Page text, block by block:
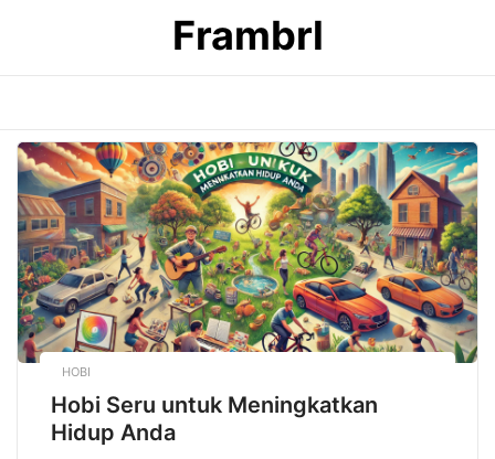
Frambrl
HOBI
Hobi Seru untuk Meningkatkan
Hidup Anda